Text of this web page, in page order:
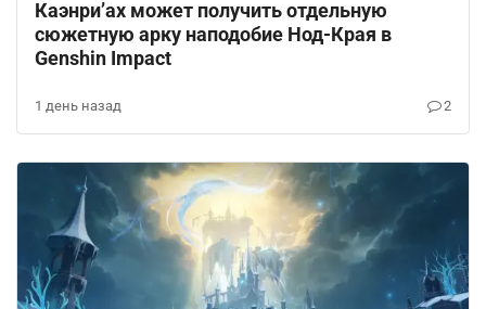
Каэнри’ах может получить отдельную
сюжетную арку наподобие Нод-Края в
Genshin Impact
1 день назад 2